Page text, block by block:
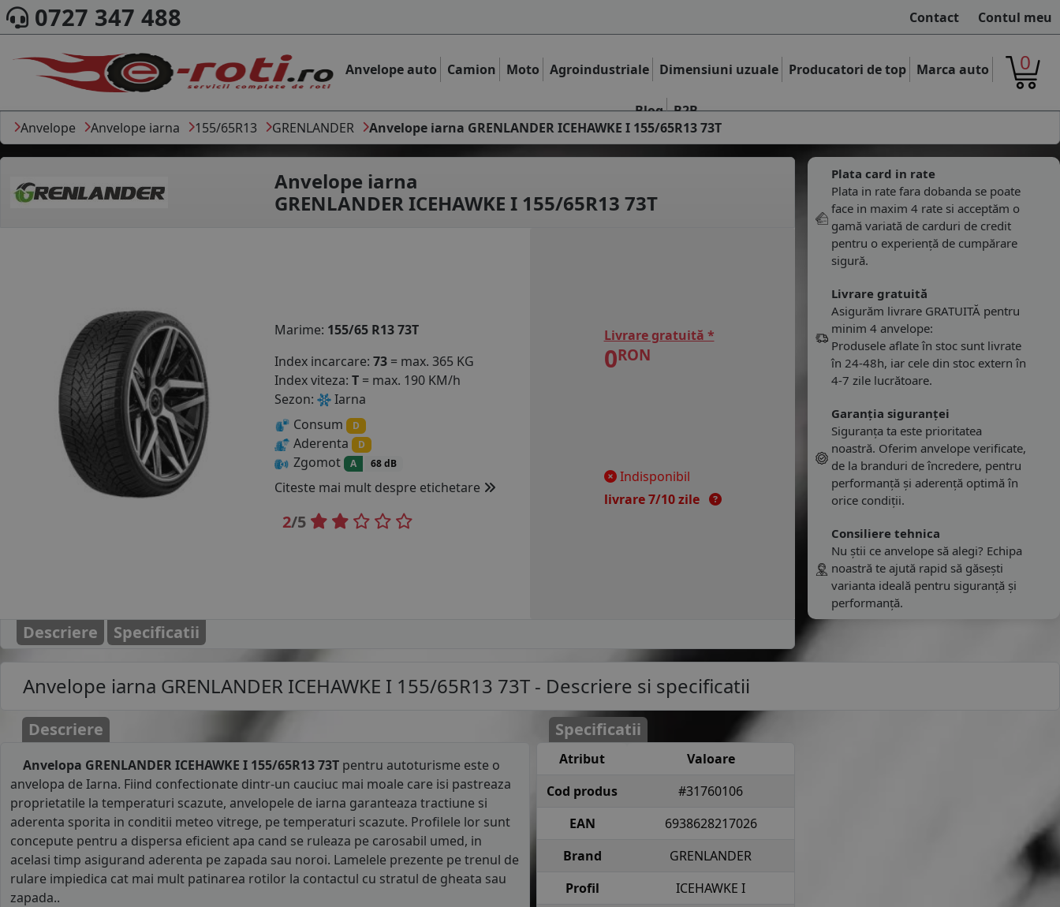
0727 347 488 Contact Contul meu
Anvelope auto Camion Moto Agroindustriale Dimensiuni uzuale Producatori de top Marca auto
Blog B2B
0
Anvelope Anvelope iarna 155/65R13 GRENLANDER Anvelope iarna GRENLANDER ICEHAWKE I 155/65R13 73T
Anvelope iarna
GRENLANDER ICEHAWKE I 155/65R13 73T
Marime: 155/65 R13 73T
Index incarcare: 73 = max. 365 KG
Index viteza: T = max. 190 KM/h
Sezon:
Iarna
Consum
D
Aderenta D
Zgomot A 68 dB
Citeste mai mult despre etichetare
2/5
Livrare gratuită *
0RON
Indisponibil
livrare 7/10 zile
Plata card in rate
Plata in rate fara dobanda se poate
face in maxim 4 rate si acceptăm o
gamă variată de carduri de credit
pentru o experiență de cumpărare
sigură.
Livrare gratuită
Asigurăm livrare GRATUITĂ pentru
minim 4 anvelope:
Produsele aflate în stoc sunt livrate
în 24-48h, iar cele din stoc extern în
4-7 zile lucrătoare.
Garanția siguranței
Siguranța ta este prioritatea
noastră. Oferim anvelope verificate,
de la branduri de încredere, pentru
performanță și aderență optimă în
orice condiții.
Consiliere tehnica
Nu știi ce anvelope să alegi? Echipa
noastră te ajută rapid să găsești
varianta ideală pentru siguranță și
performanță.
Descriere Specificatii
Anvelope iarna GRENLANDER ICEHAWKE I 155/65R13 73T - Descriere si specificatii
Descriere
Anvelopa GRENLANDER ICEHAWKE I 155/65R13 73T pentru autoturisme este o
anvelopa de Iarna. Fiind confectionate dintr-un cauciuc mai moale care isi pastreaza
proprietatile la temperaturi scazute, anvelopele de iarna garanteaza tractiune si
aderenta sporita in conditii meteo vitrege, pe temperaturi scazute. Profilele lor sunt
concepute pentru a dispersa eficient apa cand se ruleaza pe carosabil umed, in
acelasi timp asigurand aderenta pe zapada sau noroi. Lamelele prezente pe trenul de
rulare impiedica cat mai mult patinarea rotilor la contactul cu stratul de gheata sau
zapada..
Specificatii
Atribut
Valoare
Cod produs
#31760106
EAN
6938628217026
Brand
GRENLANDER
Profil
ICEHAWKE I